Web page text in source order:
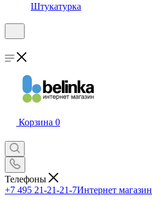
Штукатурка
Корзина 0
Телефоны
+7 495 21-21-21-7Интернет магазин